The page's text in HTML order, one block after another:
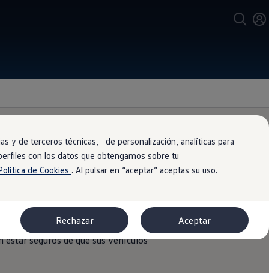
y de terceros técnicas, de personalización, analíticas para
con los datos que obtengamos sobre tu
de Cookies . Al pulsar en “aceptar” aceptas su uso.
Aceptar
Rechazar
amplia garantía que cubre los
independientemente de la
seguros de que sus vehículos